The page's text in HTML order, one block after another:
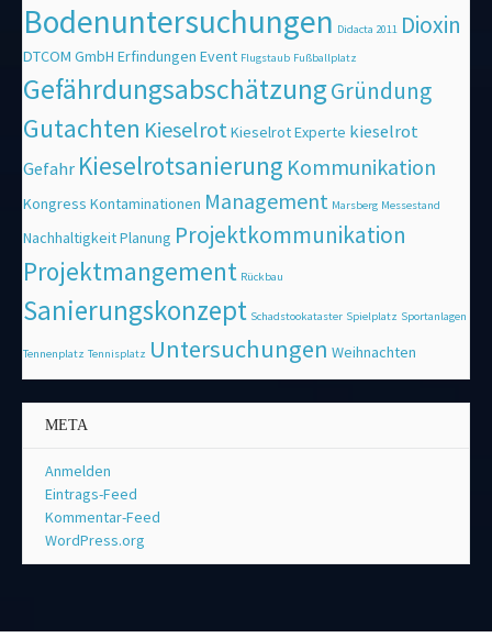
Bodenuntersuchungen Didacta 2011 Dioxin
DTCOM GmbH Erfindungen Event Flugstaub Fußballplatz
GefährdungsabschätzungGründung
Gutachten KieselrotKieselrot Experte kieselrot
Gefahr Kieselrotsanierung Kommunikation
Kongress Kontaminationen Management Marsberg Messestand
NachhaltigkeitPlanung Projektkommunikation
Projektmangement Rückbau
Sanierungskonzept Schadstookataster Spielplatz Sportanlagen
Tennenplatz Tennisplatz Untersuchungen Weihnachten
META
Anmelden
Eintrags-Feed
Kommentar-Feed
WordPress.org